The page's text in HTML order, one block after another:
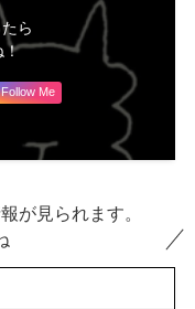
ら
！
Follow Me
が見られます。